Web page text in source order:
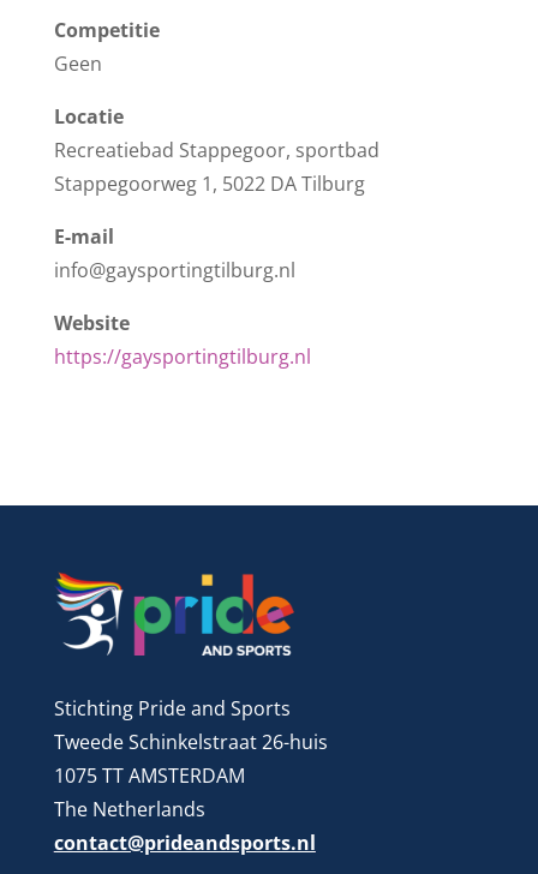
Competitie
Geen
Locatie
Recreatiebad Stappegoor, sportbad
Stappegoorweg 1, 5022 DA Tilburg
E-mail
info@gaysportingtilburg.nl
Website
https://gaysportingtilburg.nl
Stichting Pride and Sports
Tweede Schinkelstraat 26-huis
1075 TT AMSTERDAM
The Netherlands
contact@prideandsports.nl